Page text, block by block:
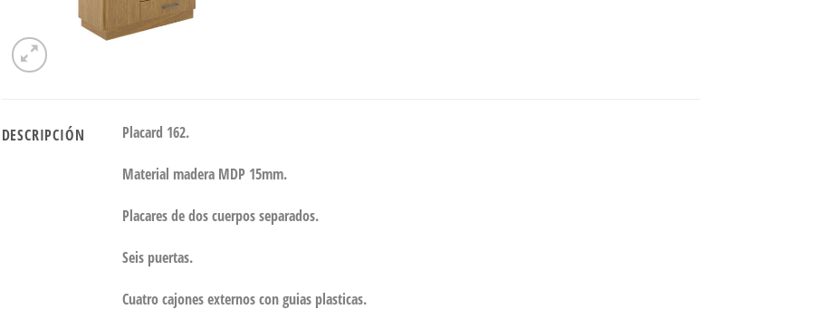
DESCRIPCIÓN Placard 162.
Material madera MDP 15mm.
Placares de dos cuerpos separados.
Seis puertas.
Cuatro cajones externos con guias plasticas.